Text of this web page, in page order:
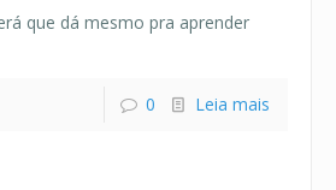
que dá mesmo pra aprender
0 Leia mais